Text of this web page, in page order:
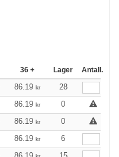
36 + Lager Antall.
86.19 kr
28
86.19 kr
0
86.19 kr
0
86.19 kr
6